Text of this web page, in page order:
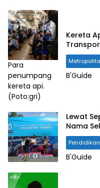
Para
penumpang
kereta api.
(Poto:gri)
Kereta
B'Guide
Lewat
Nama
Pendidikan
B'Guide